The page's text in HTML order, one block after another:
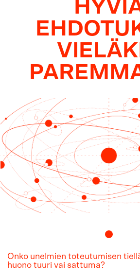
Onko unelmien toteutumisen
huono tuuri vai sattuma?